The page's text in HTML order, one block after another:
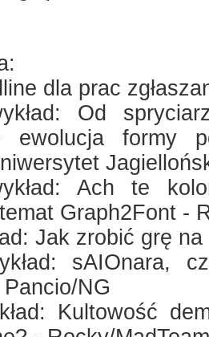
dla prac
Od
ewolucja formy
Ach te
Graph2Font -
Jak zrobić grę
sAIOnara,
NG
Kultowość